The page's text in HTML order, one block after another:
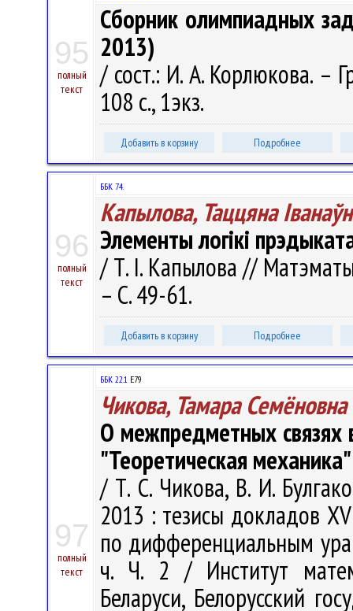
95
полный
текст
Сборник олимпиадных
2013)
/ сост.: И. А. Корлюкова. –
108 с., 1экз.
Добавить в корзину Подробнее
96
полный
текст
ББК 74.
Капылова, Таццяна
Элементы логікі
/ Т. I. Капылова //
– С. 49-61.
Добавить в корзину Подробнее
97
полный
текст
ББК 22.1 Е79
Чикова, Тамара Семёновна
О межпредметных связях
"Теоретическая механика"
/ Т. С. Чикова, В. И.
2013 : тезисы докладов
по дифференциальным
ч. Ч. 2 / Институт
Беларуси, Белорусский